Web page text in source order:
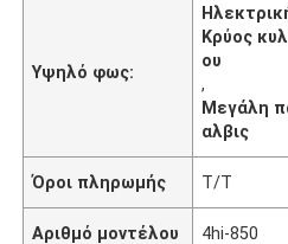
Υψηλό φως:
Κρύος
ου
,
Μεγάλη
αλβις
Όροι πληρωμής T/T
Αριθμό μοντέλου 4hi-850